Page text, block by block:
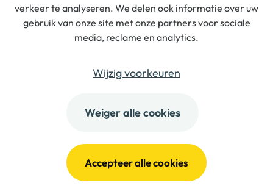
verkeer te analyseren. We delen ook informatie over uw
gebruik van onze site met onze partners voor sociale
media, reclame en analytics.
Wijzig voorkeuren
Weiger alle cookies
Accepteer alle cookies
© ToBUILD BV |Algemene voorwaarden|
ToBuild is een handelsnaam van